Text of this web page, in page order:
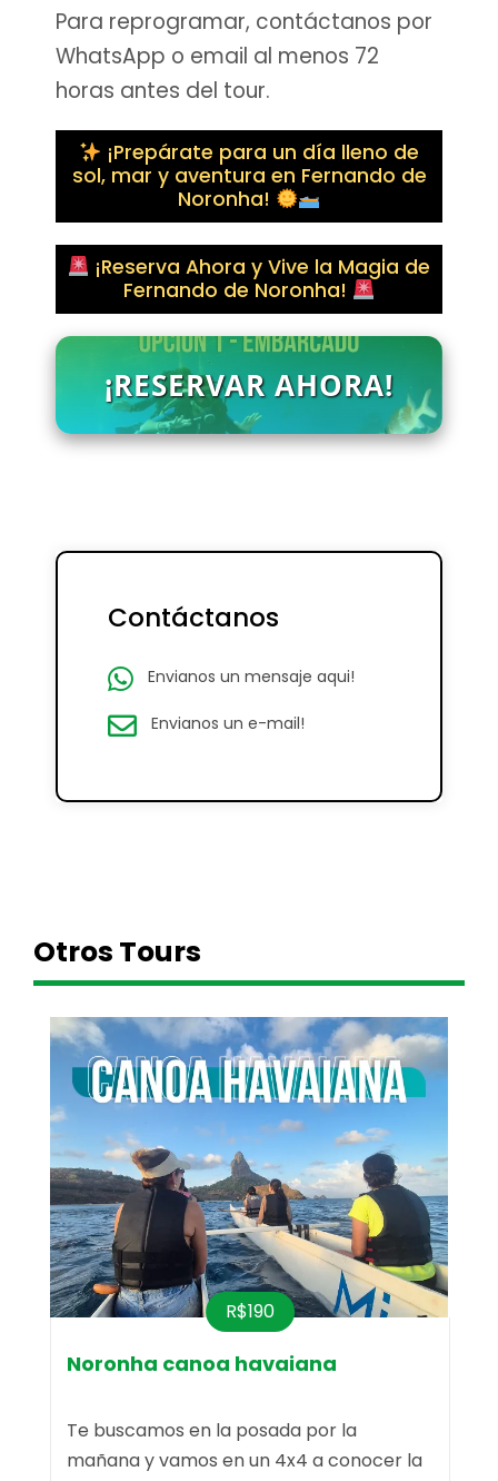
Para reprogramar, contáctanos por
WhatsApp o email al menos 72
horas antes del tour.
¡Prepárate para un día lleno de
sol, mar y aventura en Fernando de
Noronha!
¡Reserva Ahora y Vive la Magia de
Fernando de Noronha!
¡RESERVAR AHORA!
Contáctanos
Envianos un mensaje aqui!
Envianos un e-mail!
Otros Tours
R$190
Noronha canoa havaiana
Te buscamos en la posada por la
mañana y vamos en un 4x4 a conocer la